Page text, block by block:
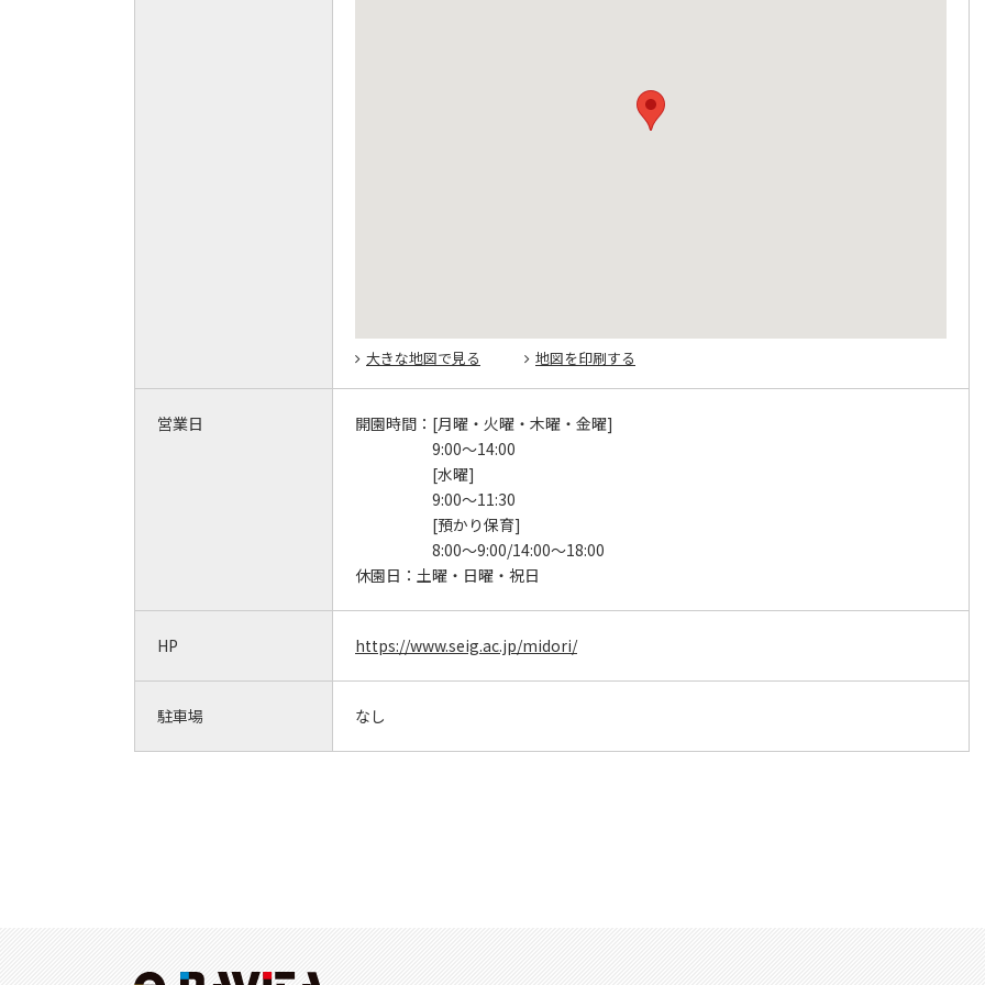
大きな地図で見る 地図を印刷する
営業日 開園時間： [月曜・火曜・木曜・金曜]
9:00～14:00
[水曜]
9:00～11:30
[預かり保育]
8:00～9:00/14:00～18:00
休園日： 土曜・日曜・祝日
HP https://www.seig.ac.jp/midori/
駐車場 なし